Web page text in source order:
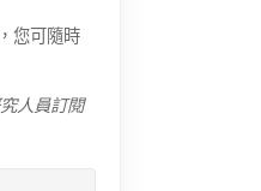
您可隨時
人員訂閱